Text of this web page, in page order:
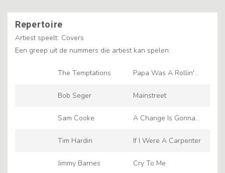
Repertoire
Artiest speelt: Covers
Een greep uit de nummers die artiest kan spelen:
The Temptations
Papa Was A Rollin'
Bob Seger
Mainstreet
Sam Cooke
A Change Is Gonna
Tim Hardin
If I Were A Carpenter
Jimmy Barnes Cry To Me